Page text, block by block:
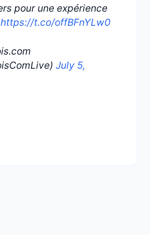
pour une expérience
https://t.co/offBFnYLw0
July 5,